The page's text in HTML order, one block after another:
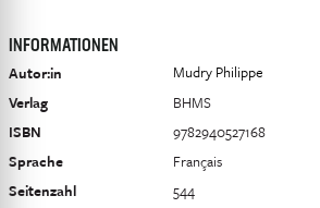
INFORMATIONEN
Autor:in
Mudry Philippe
Verlag
BHMS
ISBN
9782940527168
Sprache
Français
Seitenzahl
544